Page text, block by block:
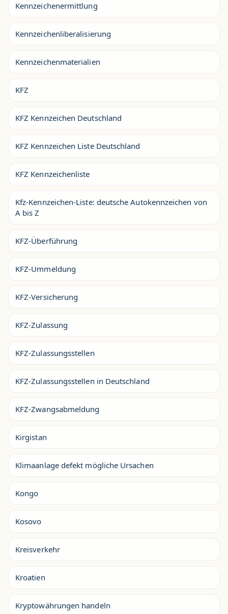
Kennzeichenermittlung
Kennzeichenliberalisierung
Kennzeichenmaterialien
KFZ
KFZ Kennzeichen Deutschland
KFZ Kennzeichen Liste Deutschland
KFZ Kennzeichenliste
Kfz-Kennzeichen-Liste: deutsche Autokennzeichen von
A bis Z
KFZ-Überführung
KFZ-Ummeldung
KFZ-Versicherung
KFZ-Zulassung
KFZ-Zulassungsstellen
KFZ-Zulassungsstellen in Deutschland
KFZ-Zwangsabmeldung
Kirgistan
Klimaanlage defekt mögliche Ursachen
Kongo
Kosovo
Kreisverkehr
Kroatien
Kryptowährungen handeln